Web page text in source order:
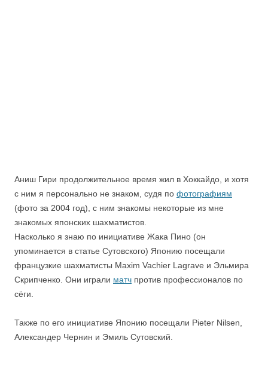
Аниш Гири продолжительное время жил в Хоккайдо, и хотя
с ним я персонально не знаком, судя по фотографиям
(фото за 2004 год), с ним знакомы некоторые из мне
знакомых японских шахматистов.
Насколько я знаю по инициативе Жака Пино (он
упоминается в статье Сутовского) Японию посещали
французкие шахматисты Maxim Vachier Lagrave и Эльмира
Скрипченко. Они играли матч против профессионалов по
сёги.
Также по его инициативе Японию посещали Pieter Nilsen,
Александер Чернин и Эмиль Сутовский.